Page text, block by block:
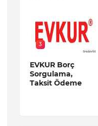
3
EVKUR Borç
Sorgulama,
Taksit Ödeme